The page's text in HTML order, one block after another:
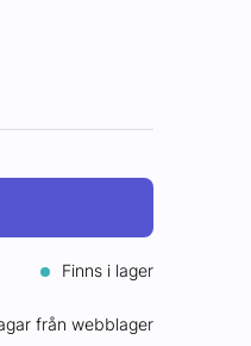
Finns i lager
från webblager